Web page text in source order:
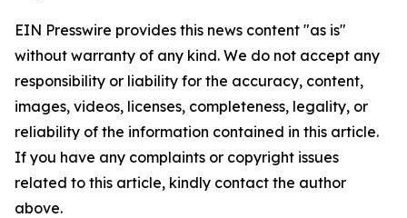
EIN Presswire provides this news content "as is"
without warranty of any kind. We do not accept any
responsibility or liability for the accuracy, content,
images, videos, licenses, completeness, legality, or
reliability of the information contained in this article.
If you have any complaints or copyright issues
related to this article, kindly contact the author
above.